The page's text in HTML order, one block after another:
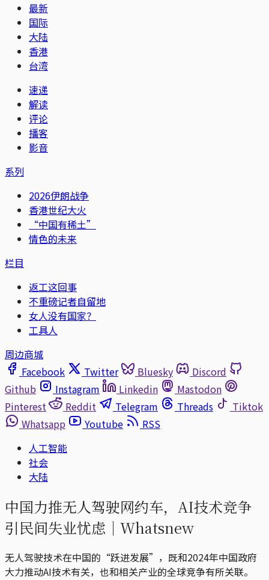
最新
国际
大陆
香港
台湾
速递
解读
评论
播客
影音
系列
2026伊朗战争
香港世纪大火
“中国有稀土”
情色的未来
栏目
返工这回事
不重磅记者自留地
女人没有国家？
工具人
周边商城
Facebook
Twitter Bluesky
Discord
Github
Instagram Linkedin
Mastodon
Pinterest
Reddit Telegram Threads
Tiktok
Whatsapp
Youtube
RSS
人工智能
社会
大陆
中国力推无人驾驶网约车，AI技术竞争
引民间失业忧虑｜Whatsnew
无人驾驶技术在中国的“跃进发展”，既和2024年中国政府
大力推动AI技术有关，也和相关产业的全球竞争有所关联。